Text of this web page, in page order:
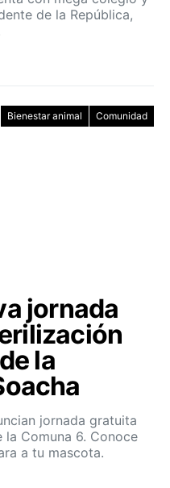
de la República,
Bienestar animal Comunidad
jornada
la
jornada gratuita
la Comuna 6. Conoce
a tu mascota.